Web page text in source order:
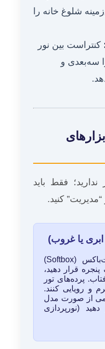
شلوغ خانه را
کنتراست بین نور
سه‌بعدی و
فقط باید
“مدیریت” کنید.
پنجره، بزرگترین سافت‌باکس (Softbox)
قرار دهید،
پرده‌های تور
و رویایی کنند.
از صورت مدل
(نورپردازی